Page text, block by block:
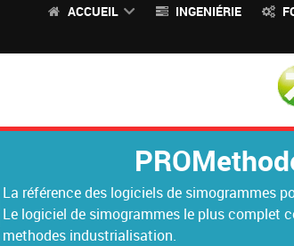
ACCUEIL INGENIÉRIE
La référence des logiciels de simogrammes
Le logiciel de simogrammes le plus complet
methodes industrialisation.